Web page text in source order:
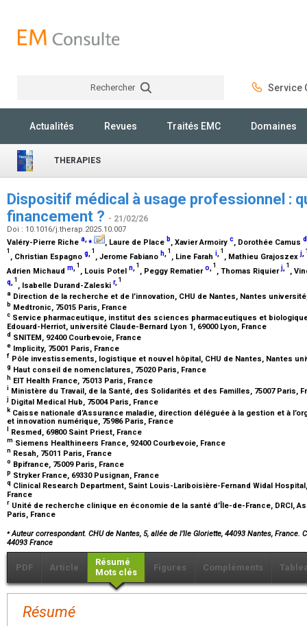
Rechercher Service
Actualités Revues Traités EMC Domaines
THERAPIES
Dispositif médical à usage professionnel :
financement ? - 21/02/26
Doi : 10.1016/j.therap.2025.10.007
Valéry-Pierre Riche a,⁎ , Laure de Place b, Xavier Armoiry c, Dorothée Camus d
1
, Christian Espagno g, 1
, Jerome Fabiano h, 1
, Line Farah i, 1
, Mathieu Grajoszexj,
Adrien Michaud m, 1
, Louis Potel n, 1
, Peggy Rematiero, 1
, Thomas Riquierj, 1
,
q, 1
, Isabelle Durand-Zaleski r, 1
a Direction de la recherche et de l’innovation, CHU de Nantes, Nantes
b Medtronic, 75015 Paris, France
c Service pharmaceutique, institut des sciences pharmaceutiques et biologiques
Edouard-Herriot, université Claude-Bernard Lyon 1, 69000 Lyon, France
d SNITEM, 92400 Courbevoie, France
e Implicity, 75001 Paris, France
f Pôle investissements, logistique et nouvel hôpital, CHU de Nantes, Nantes
g Haut conseil de nomenclatures, 75020 Paris, France
h EIT Health France, 75013 Paris, France
i Ministère du Travail, de la Santé, des Solidarités et des Familles, 75007 Paris,
j Digital Medical Hub, 75004 Paris, France
k Caisse nationale d’Assurance maladie, direction déléguée à la gestion et à
et innovation numérique, 75986 Paris, France
Resmed, 69800 Saint Priest, France
m Siemens Healthineers France, 92400 Courbevoie, France
n Resah, 75011 Paris, France
o Bpifrance, 75009 Paris, France
p Stryker France, 69330 Pusignan, France
q Clinical Research Department, Saint Louis-Lariboisière-Fernand Widal
France
r Unité de recherche clinique en économie de la santé d’Île-de-France, DRCI,
Paris, France
⁎Auteur correspondant. CHU de Nantes, 5, allée de l’Ile Gloriette, 44093 Nantes, France.
44093 France
PDF Article
Résumé
Mots clés
Figures Compléments
Résumé